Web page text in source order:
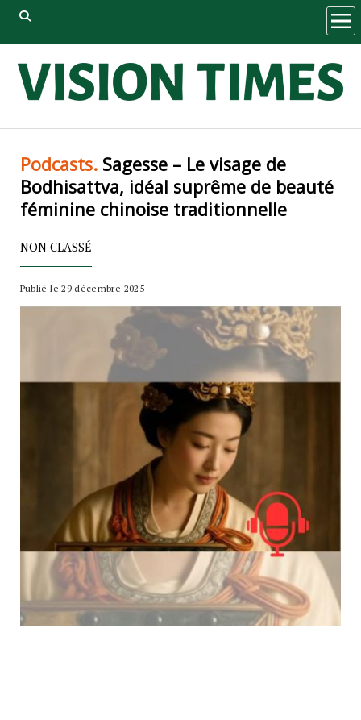
Podcasts.Sagesse – Le visage de
Bodhisattva, idéal suprême de beauté
féminine chinoise traditionnelle
NON CLASSÉ
Publié le 29 décembre 2025